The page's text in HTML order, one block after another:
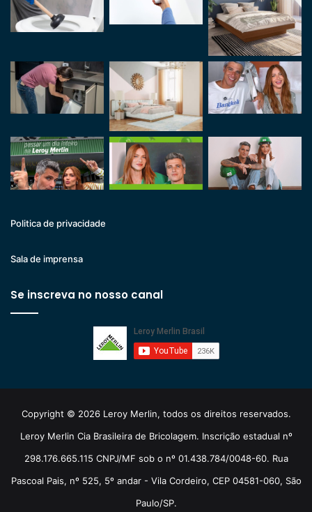
Politica de privacidade
Sala de imprensa
Se inscreva no nosso canal
Copyright © 2026 Leroy Merlin, todos os direitos reservados.
Leroy Merlin Cia Brasileira de Bricolagem. Inscrição estadual nº
298.176.665.115 CNPJ/MF sob o nº 01.438.784/0048-60. Rua
Pascoal Pais, nº 525, 5º andar - Vila Cordeiro, CEP 04581-060, São
Paulo/SP.